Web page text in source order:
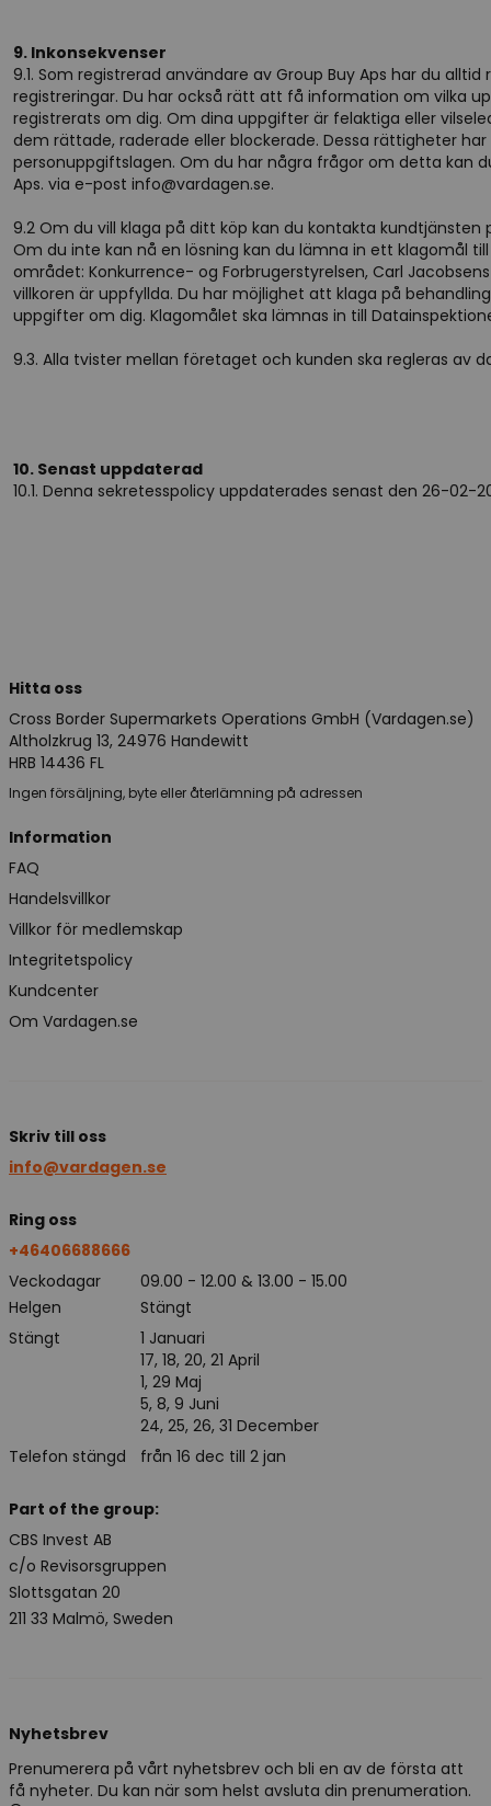
9. Inkonsekvenser
9.1. Som registrerad användare av Group Buy Aps har du
registreringar. Du har också rätt att få information om vilka
registrerats om dig. Om dina uppgifter är felaktiga eller
dem rättade, raderade eller blockerade. Dessa rättigheter
personuppgiftslagen. Om du har några frågor om detta kan
Aps. via e-post info@vardagen.se.
9.2 Om du vill klaga på ditt köp kan du kontakta kundtjänsten
Om du inte kan nå en lösning kan du lämna in ett klagomål
området: Konkurrence- og Forbrugerstyrelsen, Carl
villkoren är uppfyllda. Du har möjlighet att klaga på
uppgifter om dig. Klagomålet ska lämnas in till
9.3. Alla tvister mellan företaget och kunden ska regleras av
10. Senast uppdaterad
10.1. Denna sekretesspolicy uppdaterades senast den 26-02-
Hitta oss
Cross Border Supermarkets Operations GmbH (Vardagen.se)
Altholzkrug 13, 24976 Handewitt
HRB 14436 FL
Ingen försäljning, byte eller återlämning på adressen
Information
FAQ
Handelsvillkor
Villkor för medlemskap
Integritetspolicy
Kundcenter
Om Vardagen.se
Skriv till oss
info@vardagen.se
Ring oss
+46406688666
Veckodagar
09.00 - 12.00 & 13.00 - 15.00
Helgen
Stängt
Stängt
Telefon stängd
1 Januari
17, 18, 20, 21 April
1, 29 Maj
5, 8, 9 Juni
24, 25, 26, 31 December
från 16 dec till 2 jan
Part of the group:
CBS Invest AB
c/o Revisorsgruppen
Slottsgatan 20
211 33 Malmö, Sweden
Nyhetsbrev
Prenumerera på vårt nyhetsbrev och bli en av de första att
få nyheter. Du kan när som helst avsluta din prenumeration.